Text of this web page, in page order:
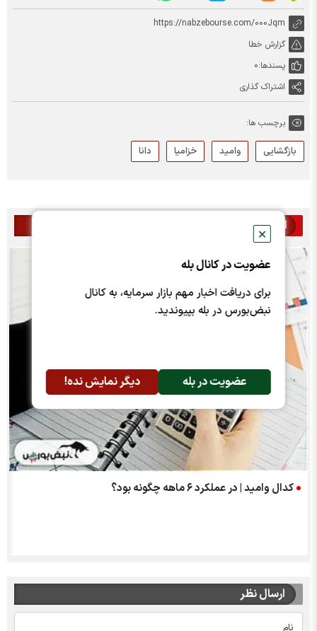
✕
عضویت در کانال بله
برای دریافت اخبار مهم بازار سرمایه، به کانال
نبض‌بورس در بله بپیوندید.
عضویت در بله دیگر نمایش نده!
https://nabzebourse.com/000Jqm
گزارش خطا
پسندها:0
اشتراک گذاری
برچسب ها:
بازگشایی وامید خزامیا دانا
اخبار مرتبط
کدال وامید | در عملکرد ۶ ماهه چگونه بود؟
ارسال نظر